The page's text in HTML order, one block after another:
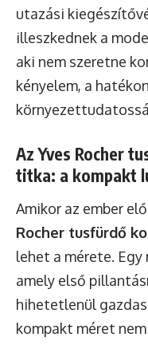
utazási
illeszkednek a
aki nem szeretne
kényelem, a
Az Yves Rocher
titka: a kompakt
Amikor az ember
Rocher tusfürdő
lehet a mérete. Egy
amely első
hihetetlenül
kompakt méret